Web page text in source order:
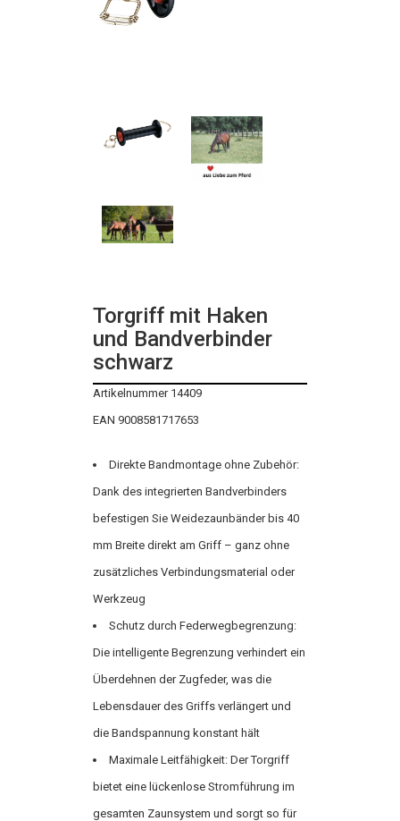
Torgriff mit Haken
und Bandverbinder
schwarz
Artikelnummer 14409
EAN 9008581717653
Direkte Bandmontage ohne Zubehör:
Dank des integrierten Bandverbinders
befestigen Sie Weidezaunbänder bis 40
mm Breite direkt am Griff – ganz ohne
zusätzliches Verbindungsmaterial oder
Werkzeug
Schutz durch Federwegbegrenzung:
Die intelligente Begrenzung verhindert ein
Überdehnen der Zugfeder, was die
Lebensdauer des Griffs verlängert und
die Bandspannung konstant hält
Maximale Leitfähigkeit: Der Torgriff
bietet eine lückenlose Stromführung im
gesamten Zaunsystem und sorgt so für